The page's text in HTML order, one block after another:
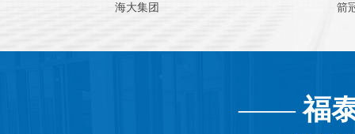
海大集团 箭
——福